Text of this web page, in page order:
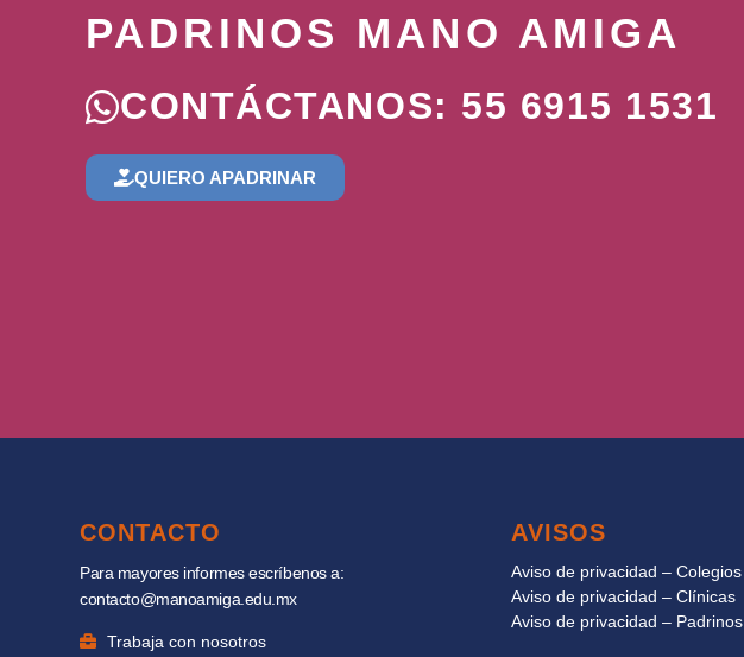
PADRINOS MANO AMIGA
CONTÁCTANOS: 55 6915 1531
QUIERO APADRINAR
CONTACTO
Para mayores informes escríbenos a:
contacto@manoamiga.edu.mx
Trabaja con nosotros
AVISOS
Aviso de privacidad – Colegios
Aviso de privacidad – Clínicas
Aviso de privacidad – Padrinos